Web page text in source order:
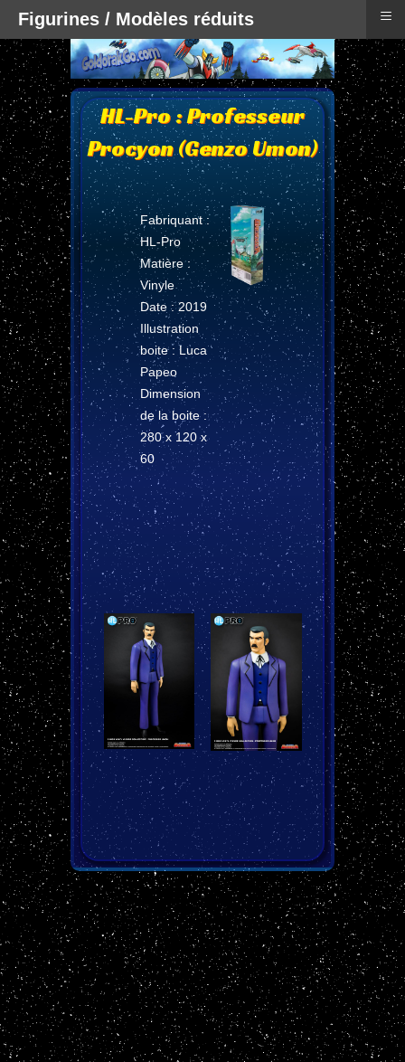
HL-Pro : Professeur
Procyon (Genzo Umon)
Fabriquant :
HL-Pro
Matière :
Vinyle
Date : 2019
Illustration
boite : Luca
Papeo
Dimension
de la boite :
280 x 120 x
60
Figurines / Modèles réduits ≡